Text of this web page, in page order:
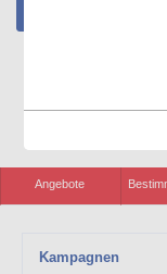
Angebote
Kampagnen